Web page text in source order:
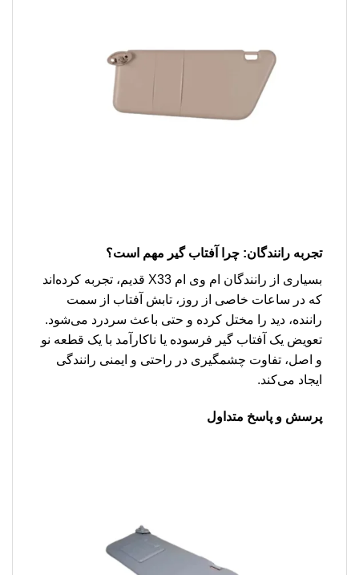
تجربه رانندگان: چرا آفتاب گیر مهم است؟
بسیاری از رانندگان ام وی ام X33 قدیم، تجربه کرده‌اند
که در ساعات خاصی از روز، تابش آفتاب از سمت
راننده، دید را مختل کرده و حتی باعث سردرد می‌شود.
تعویض یک آفتاب گیر فرسوده یا ناکارآمد با یک قطعه نو
و اصل، تفاوت چشمگیری در راحتی و ایمنی رانندگی
ایجاد می‌کند.
پرسش و پاسخ متداول